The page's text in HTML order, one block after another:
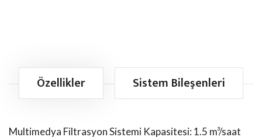
Özellikler Sistem Bileşenleri
Multimedya Filtrasyon Sistemi Kapasitesi: 1.5 m³/saat